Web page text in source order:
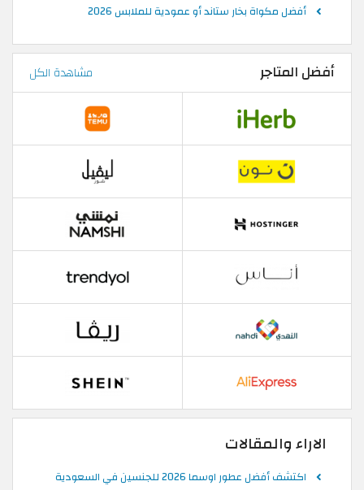
أفضل مكواة بخار ستاند أو عمودية للملابس 2026
أفضل المتاجر مشاهدة الكل
الاراء والمقالات
اكتشف أفضل عطور اوسما 2026 للجنسين في السعودية